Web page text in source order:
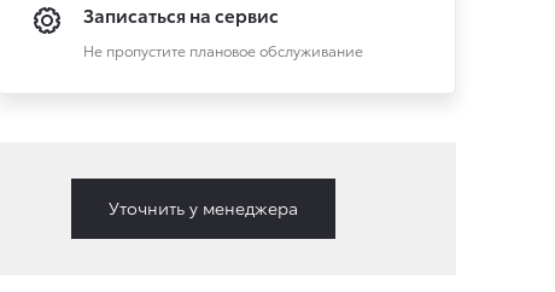
Записаться на сервис
Не пропустите плановое обслуживание
Уточнить у менеджера